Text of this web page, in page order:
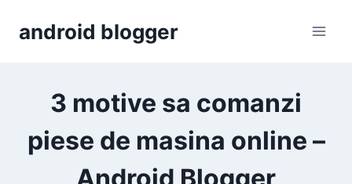
android blogger
3 motive sa comanzi
piese de masina online –